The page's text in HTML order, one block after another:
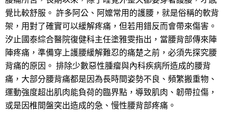
覺比較舒服。 許多阿公、阿嬤常用的護腰，就是俗稱的軟背
架，用對了確實可以緩解疼痛，但若用錯反而會帶來傷害。
汐止國泰綜合醫院復健科主任塗雅雯指出，當腰背部傳來陣
陣疼痛，準備穿上護腰緩解難忍的痛楚之前，必須先探究腰
背痛的原因。 排除少數惡性腫瘤與內科疾病所造成的腰背
痛，大部分腰背痛都是因為長時間姿勢不良、頻繁搬重物、
運動強度超出肌肉能負荷的臨界點，導致肌肉、韌帶拉傷，
或是因椎間盤突出造成的急、慢性腰背部疼痛。